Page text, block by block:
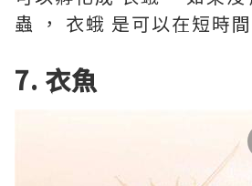
蟲 ， 衣蛾 是可以在短時
7. 衣魚